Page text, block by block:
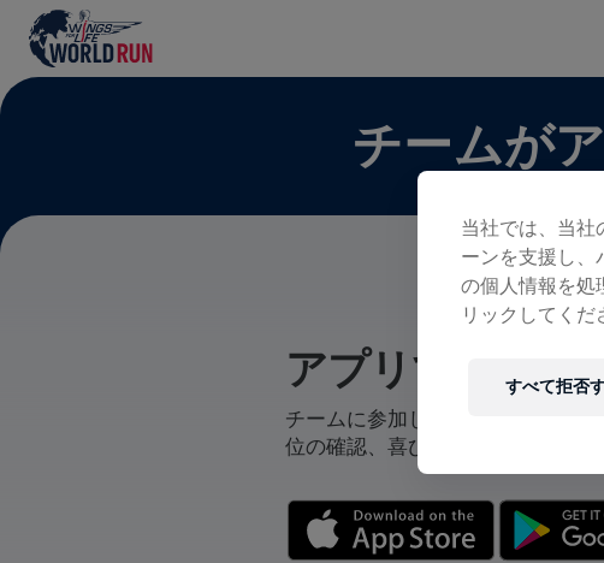
チームが
アプリでチーム
チームに参加している、自分のチ
位の確認、喜びの共有までを含む
当社では、当社
ーンを支援し、
の個人情報を処
リックしてくだ
すべて拒否